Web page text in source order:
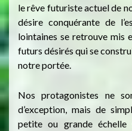
le rêve futuriste actuel de
désire conquérante de
lointaines se retrouve mis
futurs désirés qui se
notre portée.
Nos protagonistes ne
d’exception, mais de
petite ou grande échelle